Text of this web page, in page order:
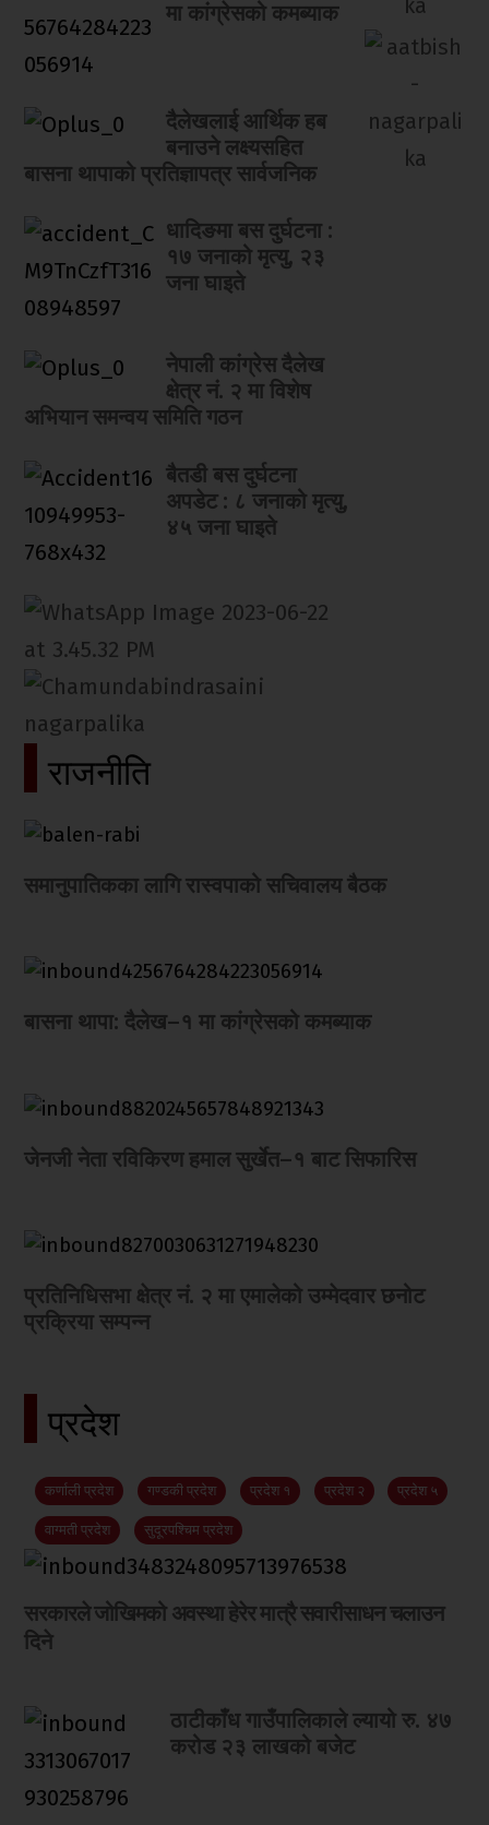
मा कांग्रेसको कमब्याक
दैलेखलाई आर्थिक हब
बनाउने लक्ष्यसहित
बासना थापाको प्रतिज्ञापत्र सार्वजनिक
धादिङमा बस दुर्घटना :
१७ जनाको मृत्यु, २३
जना घाइते
नेपाली कांग्रेस दैलेख
क्षेत्र नं. २ मा विशेष
अभियान समन्वय समिति गठन
बैतडी बस दुर्घटना
अपडेट : ८ जनाको मृत्यु,
४५ जना घाइते
राजनीति
समानुपातिकका लागि रास्वपाको सचिवालय बैठक
बासना थापा: दैलेख–१ मा कांग्रेसको कमब्याक
जेनजी नेता रविकिरण हमाल सुर्खेत–१ बाट सिफारिस
प्रतिनिधिसभा क्षेत्र नं. २ मा एमालेको उम्मेदवार छनोट
प्रक्रिया सम्पन्न
प्रदेश
कर्णाली प्रदेश गण्डकी प्रदेश प्रदेश १ प्रदेश २ प्रदेश ५
वाग्मती प्रदेश सुदूरपश्चिम प्रदेश
सरकारले जोखिमको अवस्था हेरेर मात्रै सवारीसाधन चलाउन
दिने
ठाटीकाँध गाउँपालिकाले ल्यायो रु. ४७
करोड २३ लाखको बजेट